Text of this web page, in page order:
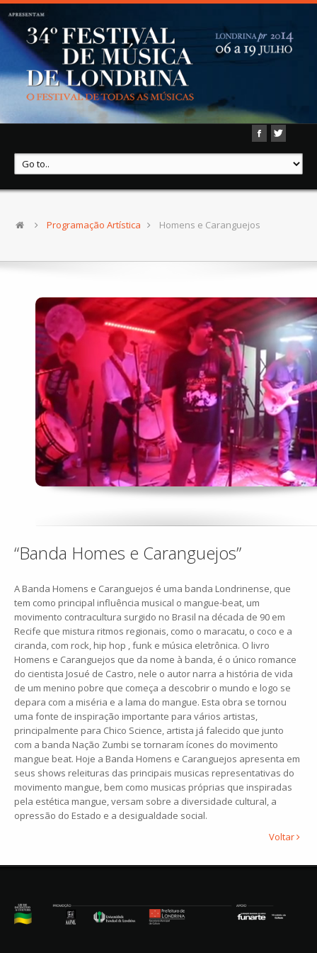
Programação Artística Homens e Caranguejos
“Banda Homes e Caranguejos”
A Banda Homens e Caranguejos é uma banda Londrinense, que
tem como principal influência musical o mangue-beat, um
movimento contracultura surgido no Brasil na década de 90 em
Recife que mistura ritmos regionais, como o maracatu, o coco e a
ciranda, com rock, hip hop , funk e música eletrônica. O livro
Homens e Caranguejos que da nome à banda, é o único romance
do cientista Josué de Castro, nele o autor narra a história de vida
de um menino pobre que começa a descobrir o mundo e logo se
depara com a miséria e a lama do mangue. Esta obra se tornou
uma fonte de inspiração importante para vários artistas,
principalmente para Chico Science, artista já falecido que junto
com a banda Nação Zumbi se tornaram ícones do movimento
mangue beat. Hoje a Banda Homens e Caranguejos apresenta em
seus shows releituras das principais musicas representativas do
movimento mangue, bem como musicas próprias que inspiradas
pela estética mangue, versam sobre a diversidade cultural, a
opressão do Estado e a desigualdade social.
Voltar